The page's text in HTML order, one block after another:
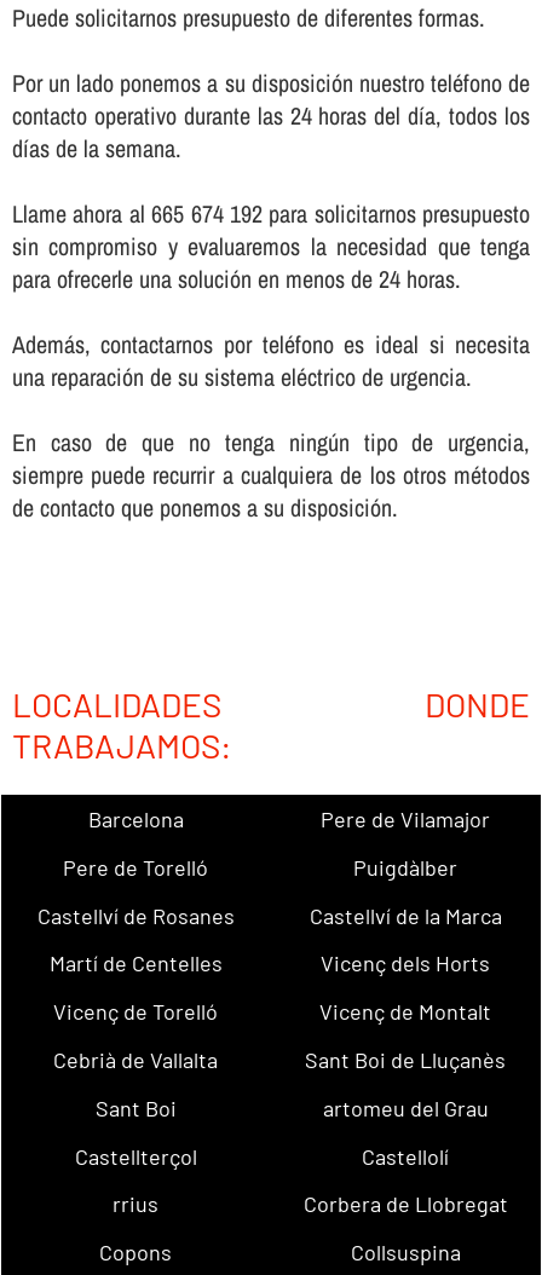
Puede solicitarnos presupuesto de diferentes formas.
Por un lado ponemos a su disposición nuestro teléfono de
contacto operativo durante las 24 horas del dí­a, todos los
dí­as de la semana.
Llame ahora al 665 674 192 para solicitarnos presupuesto
sin compromiso y evaluaremos la necesidad que tenga
para ofrecerle una solución en menos de 24 horas.
Además, contactarnos por teléfono es ideal si necesita
una reparación de su sistema eléctrico de urgencia.
En caso de que no tenga ningún tipo de urgencia,
siempre puede recurrir a cualquiera de los otros métodos
de contacto que ponemos a su disposición.
LOCALIDADES DONDE
TRABAJAMOS:
Barcelona
Pere de Vilamajor
Pere de Torelló
Puigdàlber
Castellví de Rosanes
Castellví de la Marca
Martí de Centelles
Vicenç dels Horts
Vicenç de Torelló
Vicenç de Montalt
Cebrià de Vallalta
Sant Boi de Lluçanès
Sant Boi
artomeu del Grau
Castellterçol
Castellolí
rrius
Corbera de Llobregat
Copons
Collsuspina